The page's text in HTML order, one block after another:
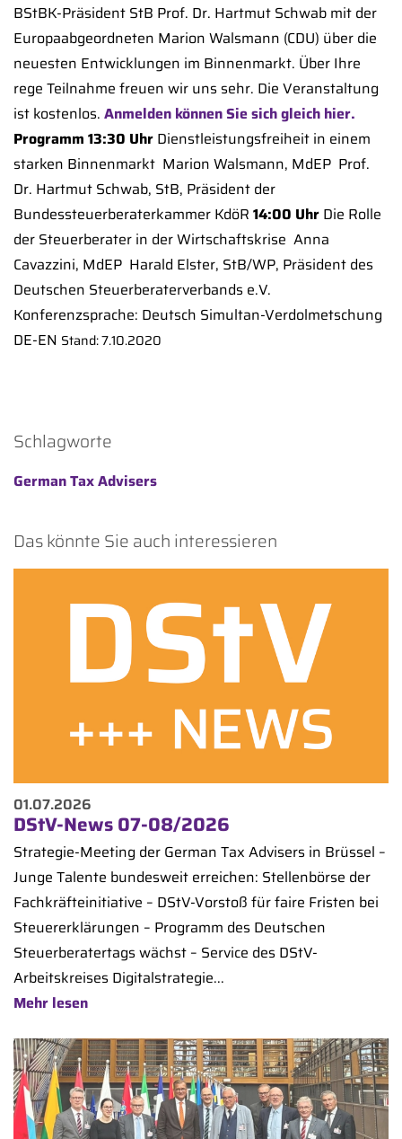
BStBK-Präsident StB Prof. Dr. Hartmut Schwab mit der
Europaabgeordneten Marion Walsmann (CDU) über die
neuesten Entwicklungen im Binnenmarkt. Über Ihre
rege Teilnahme freuen wir uns sehr. Die Veranstaltung
ist kostenlos. Anmelden können Sie sich gleich hier.
Programm 13:30 Uhr Dienstleistungsfreiheit in einem
starken Binnenmarkt  Marion Walsmann, MdEP  Prof.
Dr. Hartmut Schwab, StB, Präsident der
Bundessteuerberaterkammer KdöR 14:00 Uhr Die Rolle
der Steuerberater in der Wirtschaftskrise  Anna
Cavazzini, MdEP  Harald Elster, StB/WP, Präsident des
Deutschen Steuerberaterverbands e.V.
Konferenzsprache: Deutsch Simultan-Verdolmetschung
DE-EN Stand: 7.10.2020
Schlagworte
German Tax Advisers
Das könnte Sie auch interessieren
01.07.2026
DStV-News 07-08/2026
Strategie-Meeting der German Tax Advisers in Brüssel –
Junge Talente bundesweit erreichen: Stellenbörse der
Fachkräfteinitiative – DStV-Vorstoß für faire Fristen bei
Steuererklärungen – Programm des Deutschen
Steuerberatertags wächst – Service des DStV-
Arbeitskreises Digitalstrategie...
Mehr lesen